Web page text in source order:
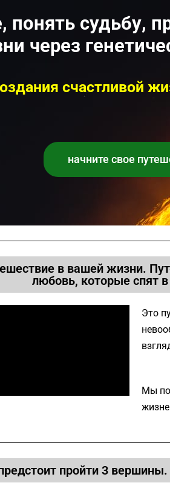
понять судьбу,
через
счастливой
начните свое
в вашей жизни.
любовь, которые спят
Это
Мы
пройти 3